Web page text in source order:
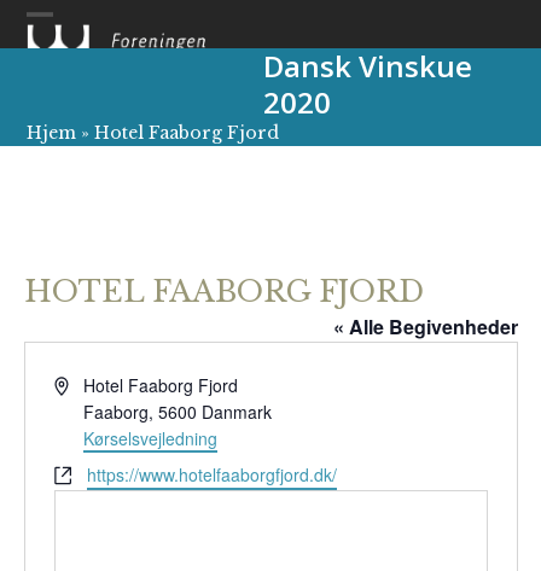
Skip
to
Dansk Vinskue
2020
Hjem »Hotel Faaborg Fjord
HOTEL FAABORG FJORD
« Alle Begivenheder
AdresseHotel Faaborg Fjord
Faaborg, 5600 Danmark
Kørselsvejledning
Hjemmeside
https://www.hotelfaaborgfjord.dk/